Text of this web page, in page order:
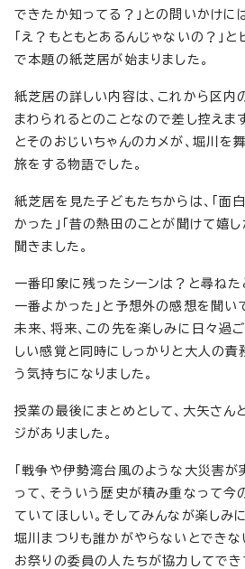
できたか知ってる？」との問いかけに
「え？もともとあるんじゃないの？」
で本題の紙芝居が始まりました。
紙芝居の詳しい内容は、これから区内
まわられるとのことなので差し控えま
とそのおじいちゃんのカメが、堀川を
旅をする物語でした。
紙芝居を見た子どもたちからは、「面
かった」「昔の熱田のことが聞けて嬉
聞きました。
一番印象に残ったシーンは？と尋ねた
一番よかった」と予想外の感想を聞い
未来、将来、この先を楽しみに日々過
しい感覚と同時にしっかりと大人の
う気持ちになりました。
授業の最後にまとめとして、大矢さん
ジがありました。
「戦争や伊勢湾台風のような大災害
って、そういう歴史が積み重なって今
ていてほしい。そしてみんなが楽しみ
堀川まつりも誰かがやらないとできな
お祭りの委員の人たちが協力してでき